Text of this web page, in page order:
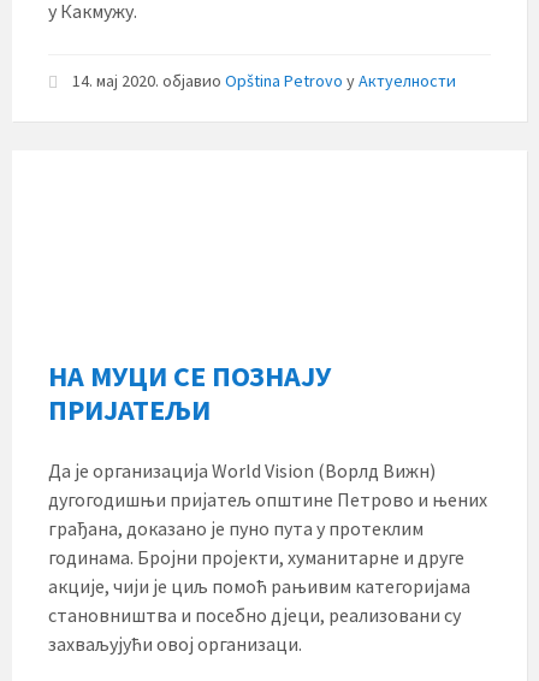
у Какмужу.
14. мај 2020. објавио Opština Petrovo уАктуелности
НА МУЦИ СЕ ПОЗНАЈУ
ПРИЈАТЕЉИ
Да је организација World Vision (Ворлд Вижн)
дугогодишњи пријатељ општине Петрово и њених
грађана, доказано је пуно пута у протеклим
годинама. Бројни пројекти, хуманитарне и друге
акције, чији је циљ помоћ рањивим категоријама
становништва и посебно дјеци, реализовани су
захваљујући овој организаци.